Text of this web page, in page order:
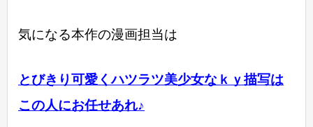
気になる本作の漫画担当は
とびきり可愛くハツラツ美少女なｋｙ描写は
この人にお任せあれ♪